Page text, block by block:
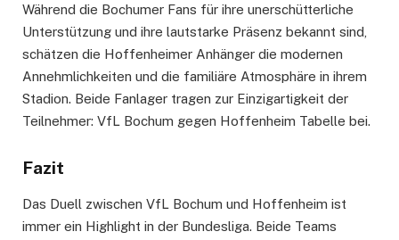
Während die Bochumer Fans für ihre unerschütterliche
Unterstützung und ihre lautstarke Präsenz bekannt sind,
schätzen die Hoffenheimer Anhänger die modernen
Annehmlichkeiten und die familiäre Atmosphäre in ihrem
Stadion. Beide Fanlager tragen zur Einzigartigkeit der
Teilnehmer: VfL Bochum gegen Hoffenheim Tabelle bei.
Fazit
Das Duell zwischen VfL Bochum und Hoffenheim ist
immer ein Highlight in der Bundesliga. Beide Teams